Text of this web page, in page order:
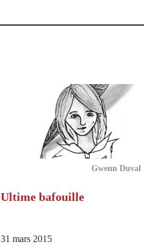
Gwenn Duval
Ultime bafouille
31 mars 2015